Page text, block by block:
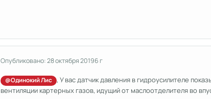
Опубликовано:28 октября 20196 г
@Одинокий Лис , У вас датчик давления в гидроусилителе
вентиляции картерных газов, идущий от маслоотделителя во